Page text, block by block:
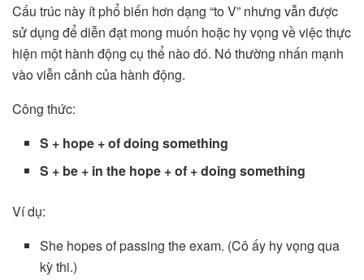
Cấu trúc này ít phổ biến hơn dạng “to V” nhưng vẫn được
sử dụng để diễn đạt mong muốn hoặc hy vọng về việc thực
hiện một hành động cụ thể nào đó. Nó thường nhấn mạnh
vào viễn cảnh của hành động.
Công thức:
S + hope + of doing something
S + be + in the hope + of + doing something
Ví dụ:
She hopes of passing the exam. (Cô ấy hy vọng qua
kỳ thi.)